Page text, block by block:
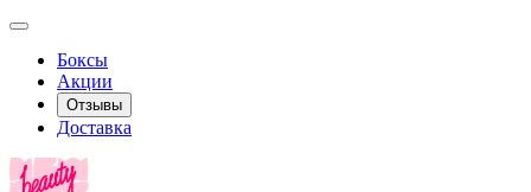
Боксы
Акции
Отзывы
Доставка